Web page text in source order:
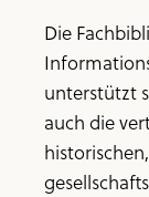
Die
unterstützt
auch die